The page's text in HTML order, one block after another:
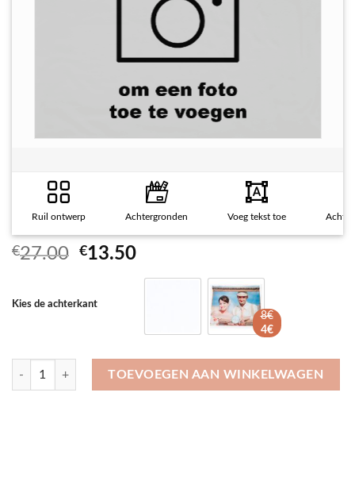
Ruil ontwerp Achtergronden Voeg tekst toe
€27.00 Oorspronkelijke
€27.00.
€13.50Huidige
Kies de achterkant
8€
4€
Kussensloop 70×60 cm aantal
TOEVOEGEN AAN WINKELWAGEN